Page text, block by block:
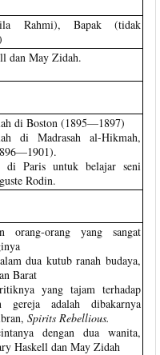
Rahmi), Bapak (tidak
dan May Zidah.
di Boston (1895—1897)
di Madrasah al-Hikmah,
di Paris untuk belajar seni
Rodin.
orang-orang yang sangat
dua kutub ranah budaya,
Barat
yang tajam terhadap
gereja adalah dibakarnya
Spirits Rebellious.
dengan dua wanita,
Haskell dan May Zidah